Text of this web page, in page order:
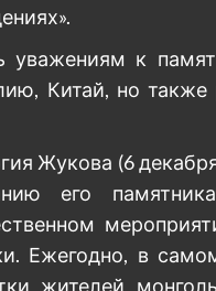
уважениям к
Китай, но
Жукова (6
его
Ежегодно, в
жителей